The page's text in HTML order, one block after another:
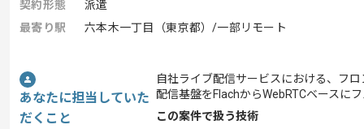
契約形態
派遣
最寄り駅
六本木一丁目（東京都）/一部リモート
あなたに担当していた
だくこと
自社ライブ配信サービスにおける、フ
配信基盤をFlachからWebRTCベースに
この案件で扱う技術